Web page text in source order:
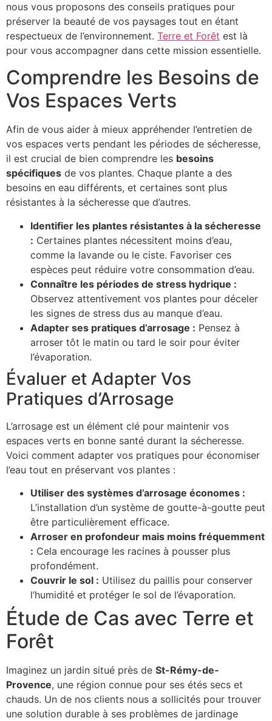
nous vous proposons des conseils pratiques pour
préserver la beauté de vos paysages tout en étant
respectueux de l’environnement. Terre et Forêt est là
pour vous accompagner dans cette mission essentielle.
Comprendre les Besoins de
Vos Espaces Verts
Afin de vous aider à mieux appréhender l’entretien de
vos espaces verts pendant les périodes de sécheresse,
il est crucial de bien comprendre les besoins
spécifiques de vos plantes. Chaque plante a des
besoins en eau différents, et certaines sont plus
résistantes à la sécheresse que d’autres.
Identifier les plantes résistantes à la sécheresse
: Certaines plantes nécessitent moins d’eau,
comme la lavande ou le ciste. Favoriser ces
espèces peut réduire votre consommation d’eau.
Connaître les périodes de stress hydrique :
Observez attentivement vos plantes pour déceler
les signes de stress dus au manque d’eau.
Adapter ses pratiques d’arrosage : Pensez à
arroser tôt le matin ou tard le soir pour éviter
l’évaporation.
Évaluer et Adapter Vos
Pratiques d’Arrosage
L’arrosage est un élément clé pour maintenir vos
espaces verts en bonne santé durant la sécheresse.
Voici comment adapter vos pratiques pour économiser
l’eau tout en préservant vos plantes :
Utiliser des systèmes d’arrosage économes :
L’installation d’un système de goutte-à-goutte peut
être particulièrement efficace.
Arroser en profondeur mais moins fréquemment
: Cela encourage les racines à pousser plus
profondément.
Couvrir le sol : Utilisez du paillis pour conserver
l’humidité et protéger le sol de l’évaporation.
Étude de Cas avec Terre et
Forêt
Imaginez un jardin situé près de St-Rémy-de-
Provence, une région connue pour ses étés secs et
chauds. Un de nos clients nous a sollicités pour trouver
une solution durable à ses problèmes de jardinage